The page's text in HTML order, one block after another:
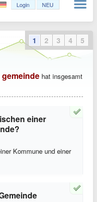
Login NEU
gemeinde hat insgesamt
einer
Kommune und einer
1 2 3 4 5